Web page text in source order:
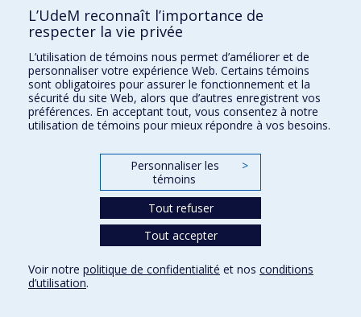
Comment soutenir le CÉRIUM?
BESOIN D'AIDE?
Plan du site
Signaler une erreur
Accessibilité
FACULTÉ DES ARTS ET DES SCIENCES
Nos départements et écoles
Conditions d’utilisation
L’UdeM reconnaît l’importance de
respecter la vie privée
L’utilisation de témoins nous permet d’améliorer et de
personnaliser votre expérience Web. Certains témoins
sont obligatoires pour assurer le fonctionnement et la
sécurité du site Web, alors que d’autres enregistrent vos
préférences. En acceptant tout, vous consentez à notre
utilisation de témoins pour mieux répondre à vos besoins.
Personnaliser les
témoins
>
Tout refuser
Tout accepter
Voir notre politique de confidentialité et nos conditions
d’utilisation.